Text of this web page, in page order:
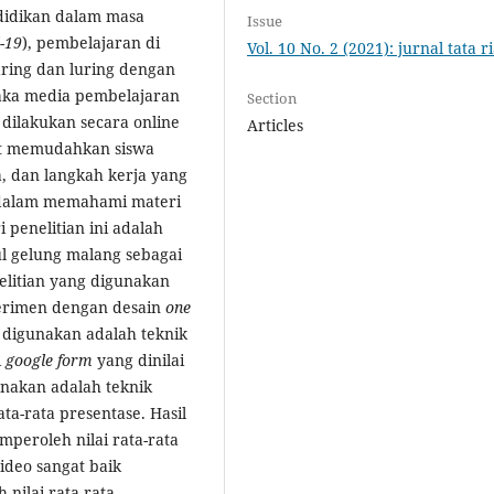
dalam masa
19), pembelajaran di
dan luring dengan
media pembelajaran
secara online
siswa
dan langkah kerja yang
memahami materi
penelitian ini adalah
malang sebagai
yang digunakan
dengan desain one
adalah teknik
google form yang dinilai
adalah teknik
rata presentase. Hasil
nilai rata-rata
sangat baik
Issue
Vol. 10 No. 2 (2021): jurnal tata
Section
Articles